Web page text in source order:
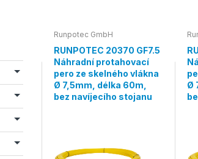
Runpotec GmbH
RUNPOTEC 20370 GF7.5
Náhradní protahovací
pero ze skelného vlákna
Ø 7,5mm, délka 60m,
bez navíjecího stojanu
Ø